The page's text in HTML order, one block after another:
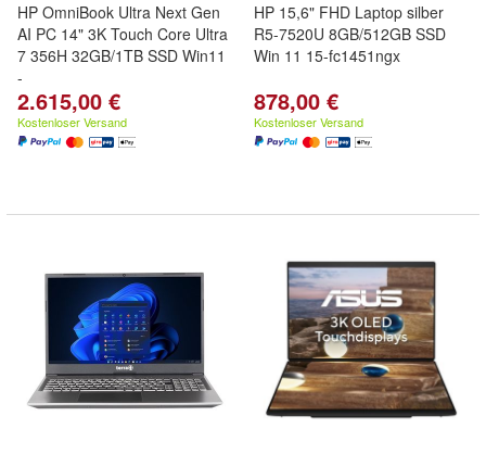
HP OmniBook Ultra Next Gen
AI PC 14" 3K Touch Core Ultra
7 356H 32GB/1TB SSD Win11
-
2.615,00 €
Kostenloser Versand
HP 15,6" FHD Laptop silber
R5-7520U 8GB/512GB SSD
Win 11 15-fc1451ngx
878,00 €
Kostenloser Versand